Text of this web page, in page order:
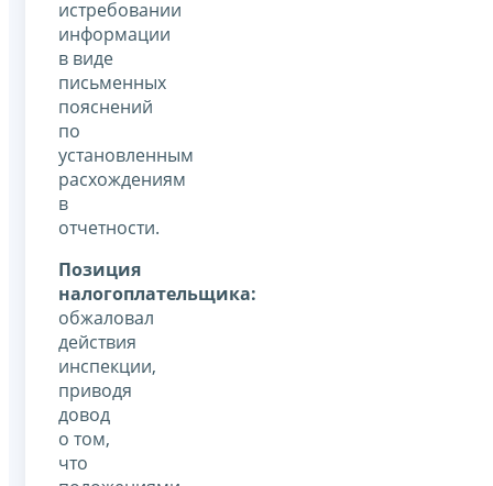
истребовании
информации
в виде
письменных
пояснений
по
установленным
расхождениям
в
отчетности.
Позиция
налогоплательщика:
обжаловал
действия
инспекции,
приводя
довод
о том,
что